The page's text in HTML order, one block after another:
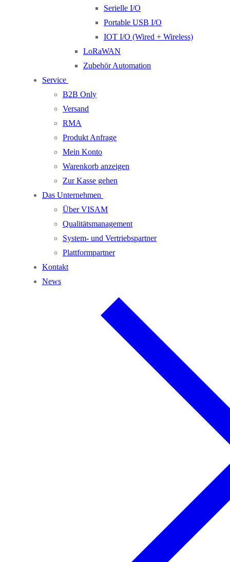
Serielle I/O
Portable USB I/O
IOT I/O (Wired + Wireless)
LoRaWAN
Zubehör Automation
Service
B2B Only
Versand
RMA
Produkt Anfrage
Mein Konto
Warenkorb anzeigen
Zur Kasse gehen
Das Unternehmen
Über VISAM
Qualitätsmanagement
System- und Vertriebspartner
Plattformpartner
Kontakt
News